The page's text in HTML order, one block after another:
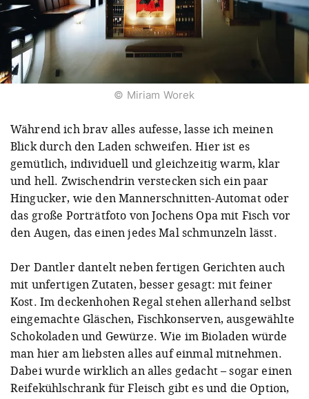
© Miriam Worek
Während ich brav alles aufesse, lasse ich meinen
Blick durch den Laden schweifen. Hier ist es
gemütlich, individuell und gleichzeitig warm, klar
und hell. Zwischendrin verstecken sich ein paar
Hingucker, wie den Mannerschnitten-Automat oder
das große Porträtfoto von Jochens Opa mit Fisch vor
den Augen, das einen jedes Mal schmunzeln lässt.
Der Dantler dantelt neben fertigen Gerichten auch
mit unfertigen Zutaten, besser gesagt: mit feiner
Kost. Im deckenhohen Regal stehen allerhand selbst
eingemachte Gläschen, Fischkonserven, ausgewählte
Schokoladen und Gewürze. Wie im Bioladen würde
man hier am liebsten alles auf einmal mitnehmen.
Dabei wurde wirklich an alles gedacht – sogar einen
Reifekühlschrank für Fleisch gibt es und die Option,